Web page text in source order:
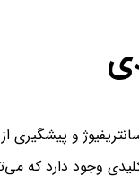
و پیشگیری
وجود دارد که